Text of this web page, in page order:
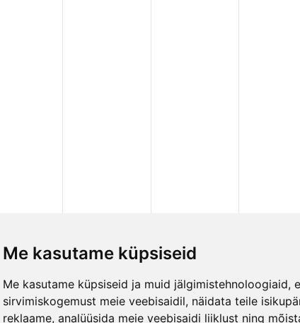
Me kasutame küpsiseid
Me kasutame küpsiseid ja muid jälgimistehnoloogiaid,
sirvimiskogemust meie veebisaidil, näidata teile
reklaame, analüüsida meie veebisaidi liiklust ning